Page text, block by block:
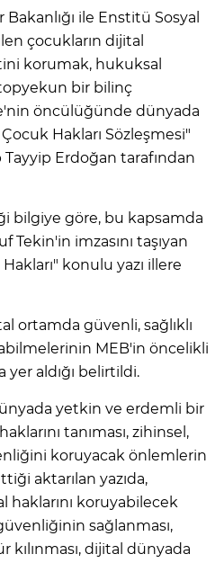
ile Enstitü Sosyal
çocukların dijital
korumak, hukuksal
bir bilinç
öncülüğünde dünyada
Hakları Sözleşmesi"
Erdoğan tarafından
bilgiye göre, bu kapsamda
Tekin'in imzasını taşıyan
konulu yazı illere
ortamda güvenli, sağlıklı
MEB'in öncelikli
yer aldığı belirtildi.
yetkin ve erdemli bir
tanıması, zihinsel,
koruyacak önlemlerin
aktarılan yazıda,
koruyabilecek
sağlanması,
kılınması, dijital dünyada